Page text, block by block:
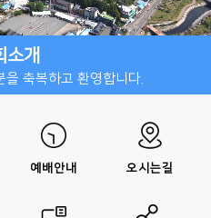
소개
축복하고 환영합니다.
예배안내 오시는길